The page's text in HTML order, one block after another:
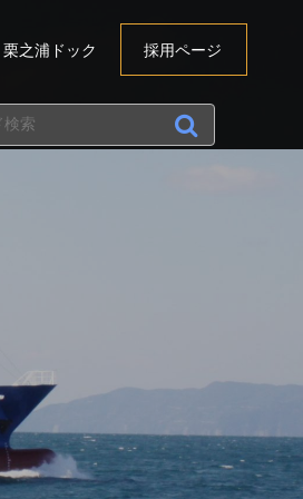
栗之浦ドック 採用ページ